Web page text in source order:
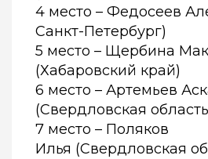
4 место – Федосеев
Санкт-Петербург)
5 место – Щербина
(Хабаровский край)
6 место – Артемьев
(Свердловская
7 место – Поляков
Илья (Свердловская